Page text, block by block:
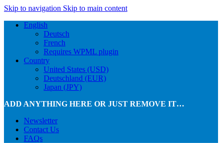
Skip to navigation Skip to main content
English
Deutsch
French
Requires WPML plugin
Country
United States (USD)
Deutschland (EUR)
Japan (JPY)
ADD ANYTHING HERE OR JUST REMOVE IT…
Newsletter
Contact Us
FAQs